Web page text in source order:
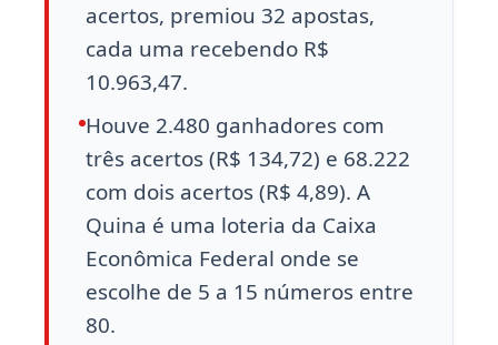
acertos, premiou 32 apostas,
cada uma recebendo R$
10.963,47.
Houve 2.480 ganhadores com
três acertos (R$ 134,72) e 68.222
com dois acertos (R$ 4,89). A
Quina é uma loteria da Caixa
Econômica Federal onde se
escolhe de 5 a 15 números entre
80.